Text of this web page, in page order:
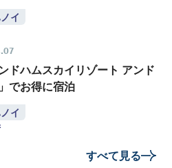
イ
ンドハムスカイリゾート アンド
でお得に宿泊
イ
すべて見る